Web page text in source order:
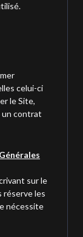
celui-ci
le Site,
un contrat
sur le
réserve les
nécessite